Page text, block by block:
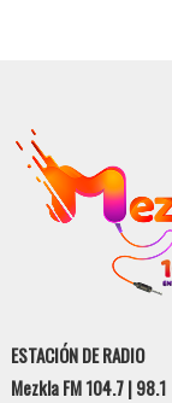
ESTACIÓN DE RADIO
Mezkla FM 104.7 | 98.1